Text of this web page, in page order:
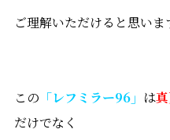
ご理解いただけると思いま
この 「レフミラー96」 は
だけでなく